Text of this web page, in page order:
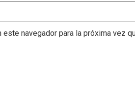
navegador para la próxima vez